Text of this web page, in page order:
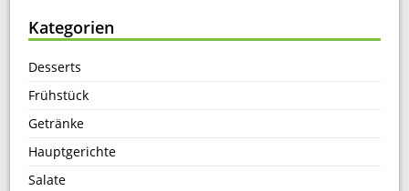
Kategorien
Desserts
Frühstück
Getränke
Hauptgerichte
Salate